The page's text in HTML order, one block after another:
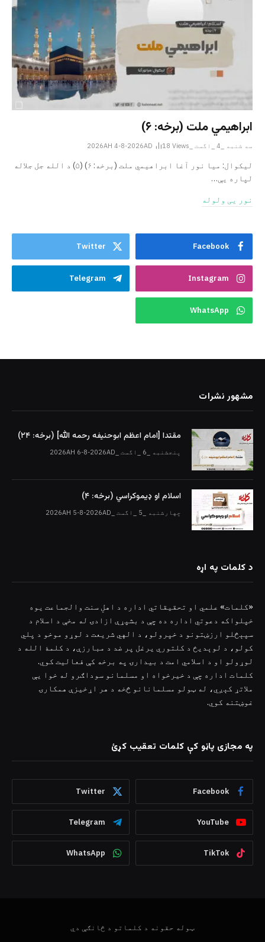
ابراهيمي ملت (برخه: ۶)
سه شنبه _4 _اگست _2026AH 4-8-2026AD 18 Views
ليکوال: میا نور آغا ابراهيمي ملت (برخه: ۶) (۵) د الله جل جلاله
لپاره یې…
نور یی ولوله
Facebook
Twitter
Instagram
Telegram
WhatsApp
مشهور نشرات
مقتدا [امام اعظم ابوحنیفه رحمه الله‎] (برخه: ۲۴)
پنجشنبه _6 _اگست _2026AH 6-8-2026AD
اسلام او ډیموکراسي (برخه: ۴)
چهارشنبه _5 _اگست _2026AH 5-8-2026AD
د کلمات په اړه
«کلمات» علمي او تحقیقاتي اداره د اهلِ سنت والجماعت یوه
خپلواکه دعوتي اداره ده چې د بشپړې ازادۍ له مخې د اسلام د
سپېڅلو ارزښتونو د خپرولو، د الهي شریعت د لوړو موخو د پلي
کولو، د لوېدیځ د کلتوري یرغل پر ضد د مبارزې، د کلمۀ الله د
لوړولو او د اسلامي امت د بیدارۍ په برخه کې فعالیت کوي.
کلمات اداره چې د خیرخواه او مسلمانو سوداګرو له خوا یې
ملاتړ کېږي، له ټولو مسلمانانو څخه د هر اړخیزې همکارۍ
غوښتنه کوي.
په مجازی پاڼو کې کلمات تعقیب کړئ
Facebook
Twitter
YouTube
Telegram
TikTok
WhatsApp
ټوله حقونه د کلماتو د څانګې دي